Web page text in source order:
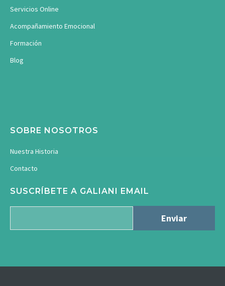
Servicios Online
Acompañamiento Emocional
Formación
Blog
SOBRE NOSOTROS
Nuestra Historia
Contacto
SUSCRÍBETE A GALIANI EMAIL